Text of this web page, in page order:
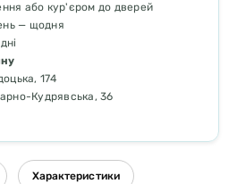
або кур'єром до дверей
— щодня
174
Кудрявська, 36
Характеристики